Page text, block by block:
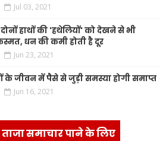
Jul 03, 2021
हाथों की 'हथेलियों' को देखने से भी
धन की कमी होती है दूर
Jun 23, 2021
के जीवन में पैसे से जुड़ी समस्या होगी समाप्त
Jun 16, 2021
समाचार पाने के लिए